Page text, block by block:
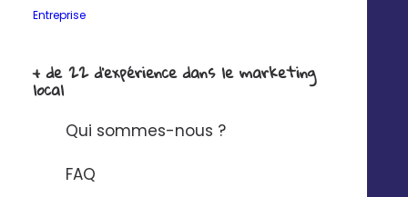
Entreprise
+ de 22 d'expérience dans le marketing
local
Qui sommes-nous ?
FAQ
VISIBILITÉ
Rendez vos magasins plus